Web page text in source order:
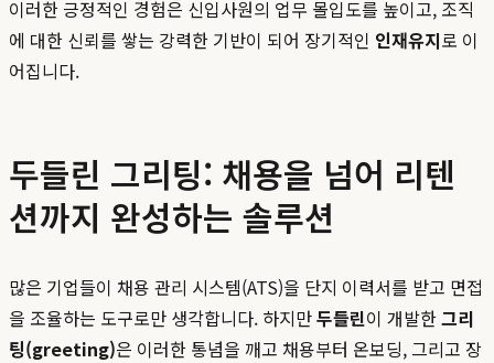
이러한 긍정적인 경험은 신입사원의 업무 몰입도를 높이고, 조직
에 대한 신뢰를 쌓는 강력한 기반이 되어 장기적인 인재유지로 이
어집니다.
두들린 그리팅: 채용을 넘어 리텐
션까지 완성하는 솔루션
많은 기업들이 채용 관리 시스템(ATS)을 단지 이력서를 받고 면접
을 조율하는 도구로만 생각합니다. 하지만두들린이 개발한그리
팅(greeting)은 이러한 통념을 깨고 채용부터 온보딩, 그리고 장